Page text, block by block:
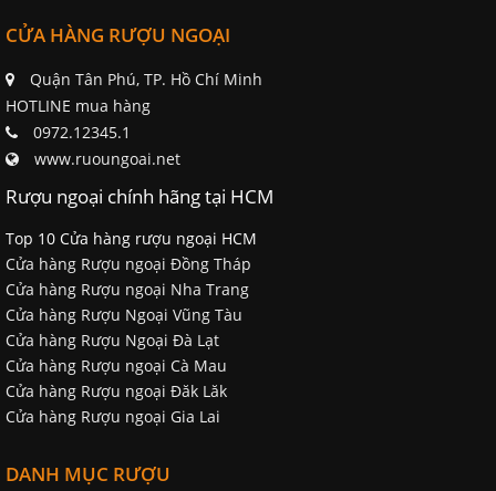
CỬA HÀNG RƯỢU NGOẠI
Quận Tân Phú, TP. Hồ Chí Minh
HOTLINE mua hàng
0972.12345.1
www.ruoungoai.net
Rượu ngoại chính hãng tại HCM
Top 10 Cửa hàng rượu ngoại HCM
Cửa hàng Rượu ngoại Đồng Tháp
Cửa hàng Rượu ngoại Nha Trang
Cửa hàng Rượu Ngoại Vũng Tàu
Cửa hàng Rượu Ngoại Đà Lạt
Cửa hàng Rượu ngoại Cà Mau
Cửa hàng Rượu ngoại Đăk Lăk
Cửa hàng Rượu ngoại Gia Lai
DANH MỤC RƯỢU